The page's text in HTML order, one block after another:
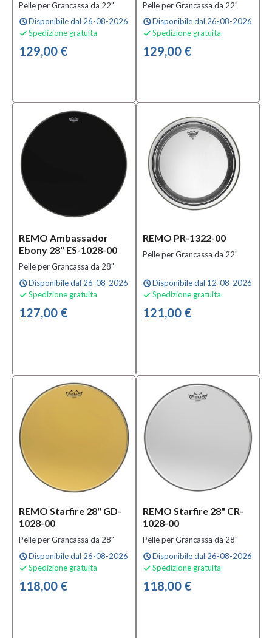
(2)
Bianco
(99)
MOSTRA
Diametro
(1)
16"
(21)
18"
(101)
MOSTRA
Finitura
Clear
(38)
Coated
(Rivestita)
Materiale
Nylon
(3)
Pelle
(1)
Serie
American
Vintage
Series
(2)
Classic
Clear
(4)
Pelle per Grancassa da 22"
scheduleDisponibile dal 26-08-2026
 Spedizione gratuita
129,00 €
Pelle per Grancassa da 22"
scheduleDisponibile dal 26-08-2026
 Spedizione gratuita
129,00 €
REMO Ambassador
Ebony 28" ES-1028-00
Pelle per Grancassa da 28"
scheduleDisponibile dal 26-08-2026
 Spedizione gratuita
127,00 €
REMO PR-1322-00
Pelle per Grancassa da 22"
scheduleDisponibile dal 12-08-2026
 Spedizione gratuita
121,00 €
REMO Starfire 28" GD-
1028-00
Pelle per Grancassa da 28"
scheduleDisponibile dal 26-08-2026
 Spedizione gratuita
118,00 €
REMO Starfire 28" CR-
1028-00
Pelle per Grancassa da 28"
scheduleDisponibile dal 26-08-2026
 Spedizione gratuita
118,00 €